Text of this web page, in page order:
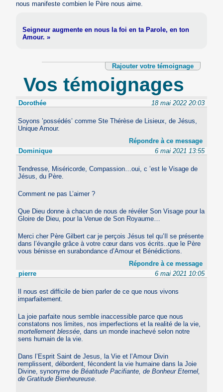
nous manifeste combien le Père nous aime.
Seigneur augmente en nous la foi en ta Parole, en ton
Amour. »
Rajouter votre témoignage
Vos témoignages
Dorothée 18 mai 2022 20:03
Soyons ’possédés’ comme Ste Thérèse de Lisieux, de Jésus,
Unique Amour.
Répondre à ce message
Dominique
6 mai 2021 13:55
Tendresse, Miséricorde, Compassion…oui, c ’est le Visage de
Jésus, du Père.
Comment ne pas L’aimer ?
Que Dieu donne à chacun de nous de révéler Son Visage pour la
Gloire de Dieu, pour la Venue de Son Royaume…
Merci cher Père Gilbert car je perçois Jésus tel qu’Il se présente
dans l’évangile grâce à votre cœur dans vos écrits..que le Père
vous bénisse en surabondance d’Amour et Bénédictions.
Répondre à ce message
pierre
6 mai 2021 10:05
Il nous est difficile de bien parler de ce que nous vivons
imparfaitement.
La joie parfaite nous semble inaccessible parce que nous
constatons nos limites, nos imperfections et la realité de la vie,
mortellement blessée, dans un monde inachevé selon notre
sens humain de la vie.
Dans l’Esprit Saint de Jesus, la Vie et l’Amour Divin
remplissent, débordent, fécondent la vie humaine dans la Joie
Divine, synonyme deBéatitude Pacifiante, de Bonheur Eternel,
de Gratitude Bienheureuse.